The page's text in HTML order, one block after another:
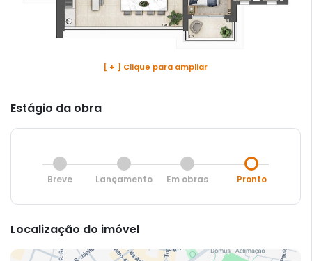
[ + ] Clique para ampliar
Estágio da obra
Breve Lançamento Em obras Pronto
Localização do imóvel